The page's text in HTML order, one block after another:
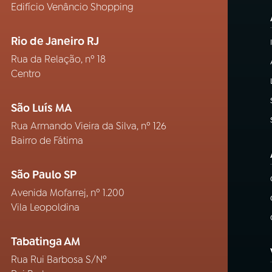
Edifício Venâncio Shopping
Rio de Janeiro RJ
Rua da Relação, nº 18
Centro
São Luís MA
Rua Armando Vieira da Silva, nº 126
Bairro de Fátima
São Paulo SP
Avenida Mofarrej, nº 1.200
Vila Leopoldina
Tabatinga AM
Rua Rui Barbosa S/Nº